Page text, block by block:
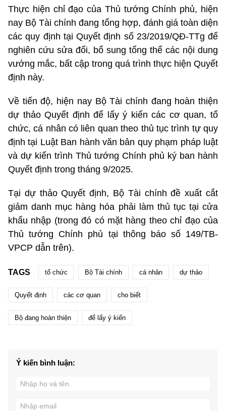
Thực hiện chỉ đạo của Thủ tướng Chính phủ, hiện
nay Bộ Tài chính đang tổng hợp, đánh giá toàn diện
các quy định tại Quyết định số 23/2019/QĐ-TTg để
nghiên cứu sửa đổi, bổ sung tổng thể các nội dung
vướng mắc, bất cập trong quá trình thực hiện Quyết
định này.
Về tiến độ, hiện nay Bộ Tài chính đang hoàn thiện
dự thảo Quyết định để lấy ý kiến các cơ quan, tổ
chức, cá nhân có liên quan theo thủ tục trình tự quy
định tại Luật Ban hành văn bản quy phạm pháp luật
và dự kiến trình Thủ tướng Chính phủ ký ban hành
Quyết định trong tháng 9/2025.
Tại dự thảo Quyết định, Bộ Tài chính đề xuất cắt
giảm danh mục hàng hóa phải làm thủ tục tại cửa
khẩu nhập (trong đó có mặt hàng theo chỉ đạo của
Thủ tướng Chính phủ tại thông báo số 149/TB-
VPCP dẫn trên).
TAGS tổ chức Bộ Tài chính cá nhân dự thảo
Quyết định các cơ quan cho biết
Bộ đang hoàn thiện để lấy ý kiến
Ý kiến bình luận: